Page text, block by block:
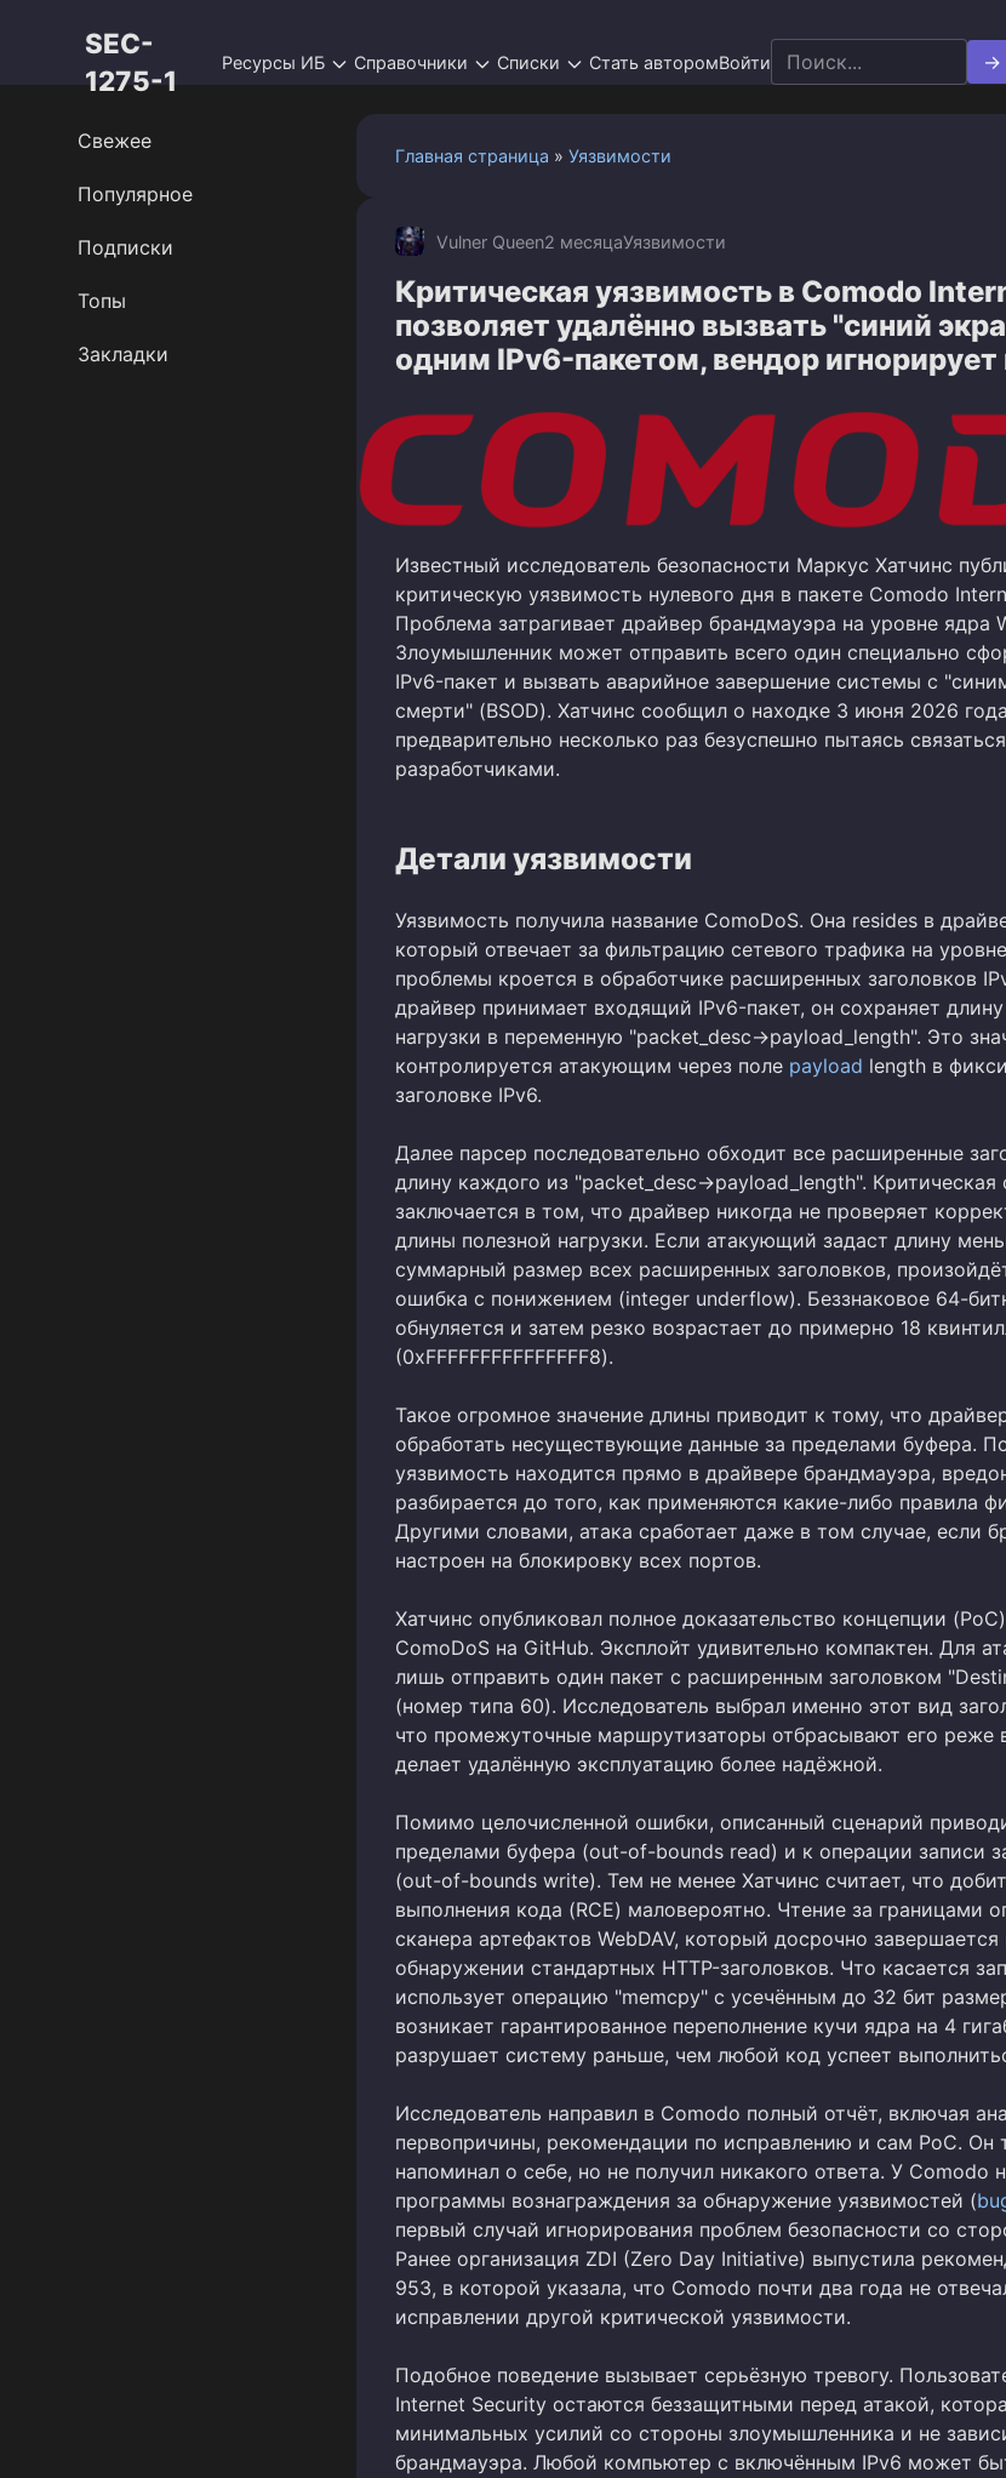
SEC-
1275-1
Ресурсы ИБ Справочники Списки Стать авторомВойти Search
for:
Главная страница » Уязвимости
Vulner Queen2 месяцаУязвимости
Критическая уязвимость в Comodo
позволяет удалённо вызвать "синий
одним IPv6-пакетом, вендор
Известный исследователь безопасности Маркус Хатчинс
критическую уязвимость нулевого дня в пакете Comodo
Проблема затрагивает драйвер брандмауэра на уровне ядра
Злоумышленник может отправить всего один специально
IPv6-пакет и вызвать аварийное завершение системы с
смерти" (BSOD). Хатчинс сообщил о находке 3 июня 2026
предварительно несколько раз безуспешно пытаясь
разработчиками.
Детали уязвимости
Уязвимость получила название ComoDoS. Она resides в
который отвечает за фильтрацию сетевого трафика на
проблемы кроется в обработчике расширенных заголовков
драйвер принимает входящий IPv6-пакет, он сохраняет
нагрузки в переменную "packet_desc->payload_length". Это
контролируется атакующим через поле payload length в
заголовке IPv6.
Далее парсер последовательно обходит все расширенные
длину каждого из "packet_desc->payload_length". Критическая
заключается в том, что драйвер никогда не проверяет
длины полезной нагрузки. Если атакующий задаст длину
суммарный размер всех расширенных заголовков,
ошибка с понижением (integer underflow). Беззнаковое 64-
обнуляется и затем резко возрастает до примерно 18
(0xFFFFFFFFFFFFFFF8).
Такое огромное значение длины приводит к тому, что
обработать несуществующие данные за пределами буфера.
уязвимость находится прямо в драйвере брандмауэра,
разбирается до того, как применяются какие-либо правила
Другими словами, атака сработает даже в том случае, если
настроен на блокировку всех портов.
Хатчинс опубликовал полное доказательство концепции
ComoDoS на GitHub. Эксплойт удивительно компактен. Для
лишь отправить один пакет с расширенным заголовком
(номер типа 60). Исследователь выбрал именно этот вид
что промежуточные маршрутизаторы отбрасывают его реже
делает удалённую эксплуатацию более надёжной.
Помимо целочисленной ошибки, описанный сценарий
пределами буфера (out-of-bounds read) и к операции записи
(out-of-bounds write). Тем не менее Хатчинс считает, что
выполнения кода (RCE) маловероятно. Чтение за границами
сканера артефактов WebDAV, который досрочно завершается
обнаружении стандартных HTTP-заголовков. Что касается
использует операцию "memcpy" с усечённым до 32 бит
возникает гарантированное переполнение кучи ядра на 4
разрушает систему раньше, чем любой код успеет
Исследователь направил в Comodo полный отчёт, включая
первопричины, рекомендации по исправлению и сам PoC. Он
напоминал о себе, но не получил никакого ответа. У Comodo
программы вознаграждения за обнаружение уязвимостей (
первый случай игнорирования проблем безопасности со
Ранее организация ZDI (Zero Day Initiative) выпустила
953, в которой указала, что Comodo почти два года не
исправлении другой критической уязвимости.
Подобное поведение вызывает серьёзную тревогу.
Internet Security остаются беззащитными перед атакой,
минимальных усилий со стороны злоумышленника и не
брандмауэра. Любой компьютер с включённым IPv6 может
Свежее
Популярное
Подписки
Топы
Закладки